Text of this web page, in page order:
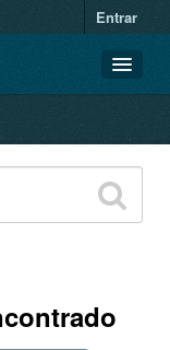
Entrar